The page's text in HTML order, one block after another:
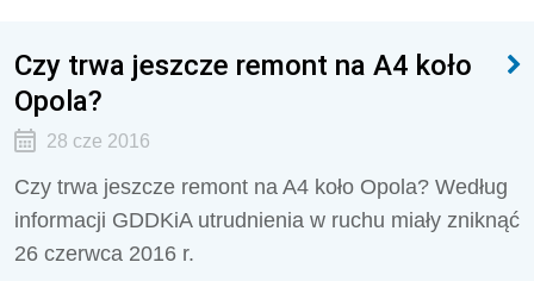
Czy trwa jeszcze remont na A4 koło
Opola?
28 cze 2016
Czy trwa jeszcze remont na A4 koło Opola? Według
informacji GDDKiA utrudnienia w ruchu miały zniknąć
26 czerwca 2016 r.